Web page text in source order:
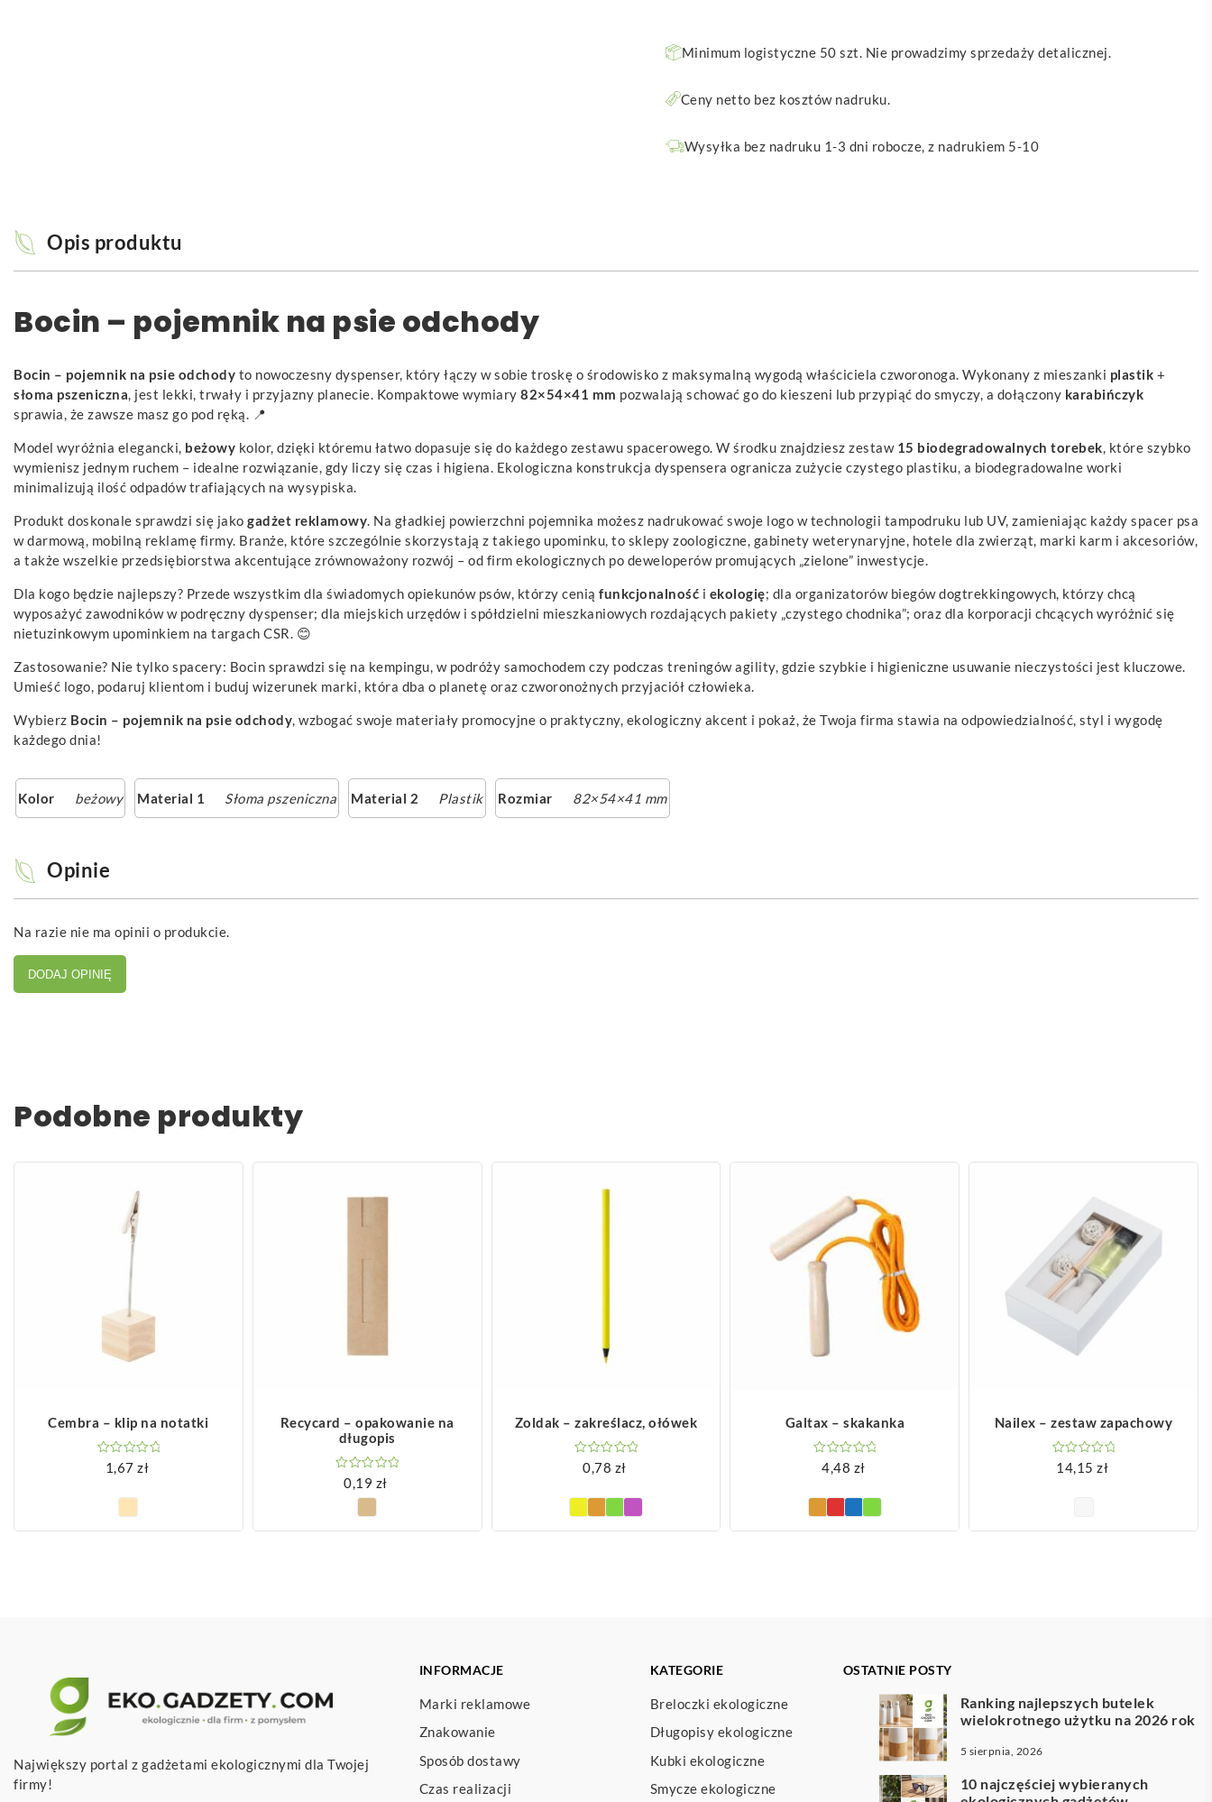
Minimum logistyczne 50 szt. Nie prowadzimy sprzedaży detalicznej.
Ceny netto bez kosztów nadruku.
Wysyłka bez nadruku 1-3 dni robocze, z nadrukiem 5-10
Opis produktu
Bocin – pojemnik na psie odchody
Bocin – pojemnik na psie odchody to nowoczesny dyspenser, który łączy w sobie troskę o środowisko z maksymalną wygodą właściciela czworonoga. Wykonany z mieszanki plastik +
słoma pszeniczna, jest lekki, trwały i przyjazny planecie. Kompaktowe wymiary 82×54×41 mm pozwalają schować go do kieszeni lub przypiąć do smyczy, a dołączony karabińczyk
sprawia, że zawsze masz go pod ręką. 📍
Model wyróżnia elegancki, beżowy kolor, dzięki któremu łatwo dopasuje się do każdego zestawu spacerowego. W środku znajdziesz zestaw 15 biodegradowalnych torebek, które szybko
wymienisz jednym ruchem – idealne rozwiązanie, gdy liczy się czas i higiena. Ekologiczna konstrukcja dyspensera ogranicza zużycie czystego plastiku, a biodegradowalne worki
minimalizują ilość odpadów trafiających na wysypiska.
Produkt doskonale sprawdzi się jako gadżet reklamowy. Na gładkiej powierzchni pojemnika możesz nadrukować swoje logo w technologii tampodruku lub UV, zamieniając każdy spacer psa
w darmową, mobilną reklamę firmy. Branże, które szczególnie skorzystają z takiego upominku, to sklepy zoologiczne, gabinety weterynaryjne, hotele dla zwierząt, marki karm i akcesoriów,
a także wszelkie przedsiębiorstwa akcentujące zrównoważony rozwój – od firm ekologicznych po deweloperów promujących „zielone” inwestycje.
Dla kogo będzie najlepszy? Przede wszystkim dla świadomych opiekunów psów, którzy cenią funkcjonalność i ekologię; dla organizatorów biegów dogtrekkingowych, którzy chcą
wyposażyć zawodników w podręczny dyspenser; dla miejskich urzędów i spółdzielni mieszkaniowych rozdających pakiety „czystego chodnika”; oraz dla korporacji chcących wyróżnić się
nietuzinkowym upominkiem na targach CSR. 😊
Zastosowanie? Nie tylko spacery: Bocin sprawdzi się na kempingu, w podróży samochodem czy podczas treningów agility, gdzie szybkie i higieniczne usuwanie nieczystości jest kluczowe.
Umieść logo, podaruj klientom i buduj wizerunek marki, która dba o planetę oraz czworonożnych przyjaciół człowieka.
Wybierz Bocin – pojemnik na psie odchody, wzbogać swoje materiały promocyjne o praktyczny, ekologiczny akcent i pokaż, że Twoja firma stawia na odpowiedzialność, styl i wygodę
każdego dnia!
Kolor beżowy Material 1 Słoma pszeniczna Material 2 Plastik Rozmiar 82×54×41 mm
Opinie
Na razie nie ma opinii o produkcie.
DODAJ OPINIĘ
Podobne produkty
Cembra – klip na notatki
1,67zł
Recycard – opakowanie na
długopis
0,19 zł
Zoldak – zakreślacz, ołówek
0,78 zł
Galtax – skakanka
4,48 zł
Nailex – zestaw zapachowy
14,15zł
Największy portal z gadżetami ekologicznymi dla Twojej
firmy!
INFORMACJE
Marki reklamowe
Znakowanie
Sposób dostawy
Czas realizacji
KATEGORIE
Breloczki ekologiczne
Długopisy ekologiczne
Kubki ekologiczne
Smycze ekologiczne
OSTATNIE POSTY
Ranking najlepszych butelek
wielokrotnego użytku na 2026 rok
5 sierpnia, 2026
10 najczęściej wybieranych